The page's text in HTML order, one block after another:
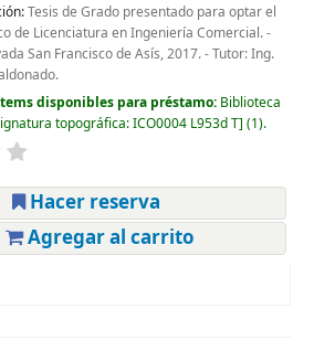
Tesis de Grado presentado para optar el
de Licenciatura en Ingeniería Comercial. -
San Francisco de Asís, 2017. - Tutor: Ing.
disponibles para préstamo: Biblioteca
topográfica:ICO0004 L953d T (1).
Hacer reserva
Agregar al carrito